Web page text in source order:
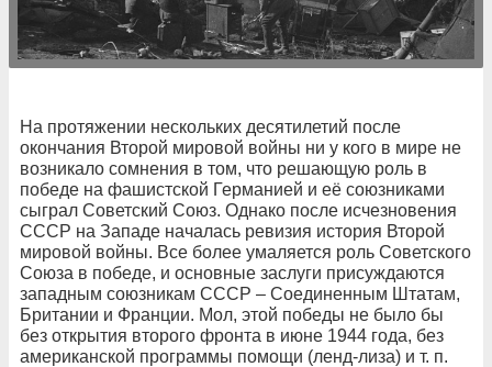
На протяжении нескольких десятилетий после
окончания Второй мировой войны ни у кого в мире не
возникало сомнения в том, что решающую роль в
победе на фашистской Германией и её союзниками
сыграл Советский Союз. Однако после исчезновения
СССР на Западе началась ревизия история Второй
мировой войны. Все более умаляется роль Советского
Союза в победе, и основные заслуги присуждаются
западным союзникам СССР – Соединенным Штатам,
Британии и Франции. Мол, этой победы не было бы
без открытия второго фронта в июне 1944 года, без
американской программы помощи (ленд-лиза) и т. п.